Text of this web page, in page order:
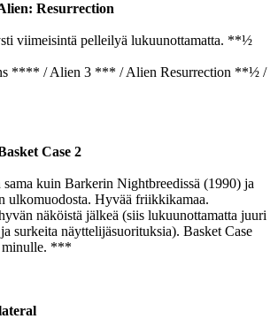
Resurrection
viimeisintä pelleilyä lukuunottamatta. **½
**** / Alien 3 *** / Alien Resurrection **½ /
Case 2
kuin Barkerin Nightbreedissä (1990) ja
ulkomuodosta. Hyvää friikkikamaa.
näköistä jälkeä (siis lukuunottamatta juuri
surkeita näyttelijäsuorituksia). Basket Case
minulle. ***